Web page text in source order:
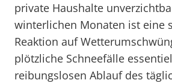
private Haushalte
winterlichen Monaten ist eine
Reaktion auf
plötzliche Schneefälle
reibungslosen Ablauf des